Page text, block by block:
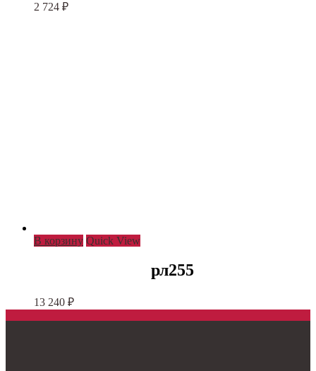
2 724 ₽
В корзину Quick View
рл255
13 240 ₽